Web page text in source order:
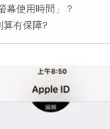
幕使用時間」？
有保障?